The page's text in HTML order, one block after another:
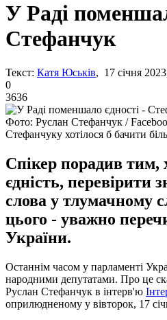
У Раді
Стефанчук
Текст: Катя Юськів, 17 січня
0
3636
Фото: Руслан Стефанчук /
Стефанчуку хотілося б бачити
Спікер порадив тим,
єдність, перевірити
слова у тлумачному
цього - уважно
України.
Останнім часом у парламенті
народними депутатами. Про це
Руслан Стефанчук в інтерв'ю
оприлюдненому у вівторок, 17